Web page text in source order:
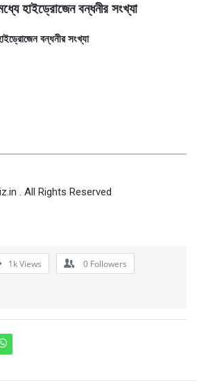
হাইড্রোজেন বন্ধনীর সংখ্যা
বন্ধনীর সংখ্যা
. All Rights Reserved
1kViews 0 Followers